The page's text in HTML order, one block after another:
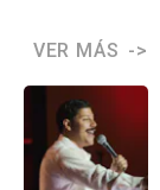
VER MÁS